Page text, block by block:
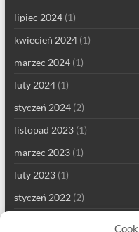
lipiec 2024(1)
kwiecień 2024(1)
marzec 2024(1)
luty 2024(1)
styczeń 2024(2)
listopad 2023(1)
marzec 2023(1)
luty 2023(1)
styczeń 2022(2)